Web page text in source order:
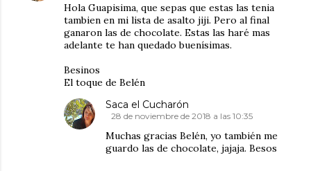
Hola Guapisima, que sepas que estas las tenia
tambien en mi lista de asalto jiji. Pero al final
ganaron las de chocolate. Estas las haré mas
adelante te han quedado buenísimas.
Besinos
El toque de Belén
Saca el Cucharón
28 de noviembre de 2018 a las 10:35
Muchas gracias Belén, yo también me
guardo las de chocolate, jajaja. Besos